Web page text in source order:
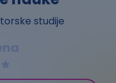
studije